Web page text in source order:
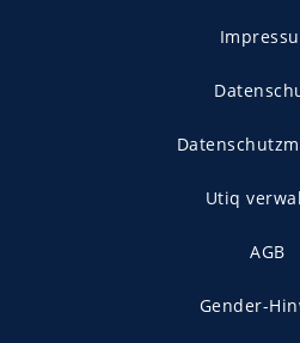
Utiq
AGB
Gender-